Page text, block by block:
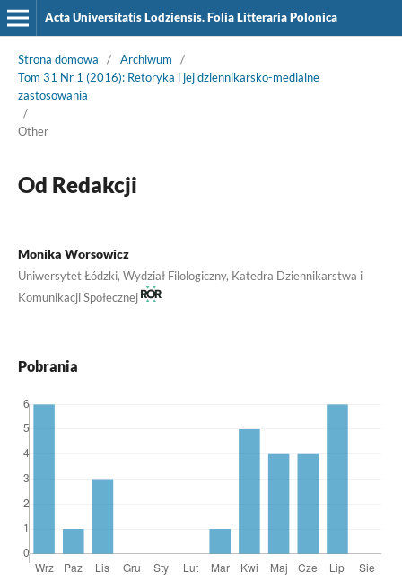
Acta Universitatis Lodziensis. Folia Litteraria Polonica
Strona domowa / Archiwum
/
Tom 31 Nr 1 (2016): Retoryka i jej dziennikarsko-medialne
zastosowania
/
Other
Od Redakcji
Monika Worsowicz
Uniwersytet Łódzki, Wydział Filologiczny, Katedra Dziennikarstwa i
Komunikacji Społecznej
Pobrania